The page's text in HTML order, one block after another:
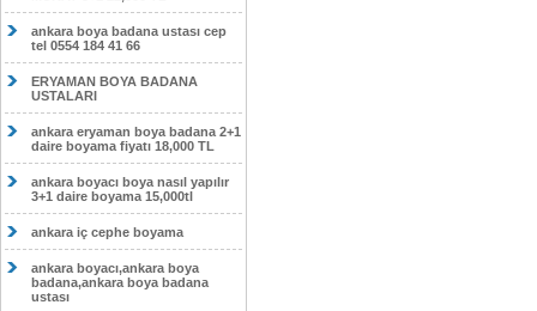
ankara boya badana ustası cep
tel 0554 184 41 66
ERYAMAN BOYA BADANA
USTALARI
ankara eryaman boya badana 2+1
daire boyama fiyatı 18,000 TL
ankara boyacı boya nasıl yapılır
3+1 daire boyama 15,000tl
ankara iç cephe boyama
ankara boyacı,ankara boya
badana,ankara boya badana
ustası